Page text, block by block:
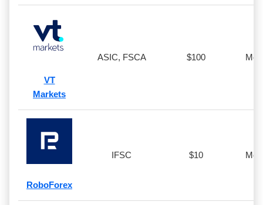
VT
Markets
ASIC, FSCA $100
RoboForex
IFSC $10